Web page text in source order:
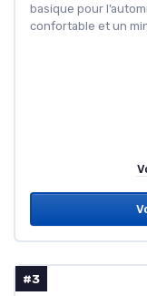
basique pour
confortable et un
#3